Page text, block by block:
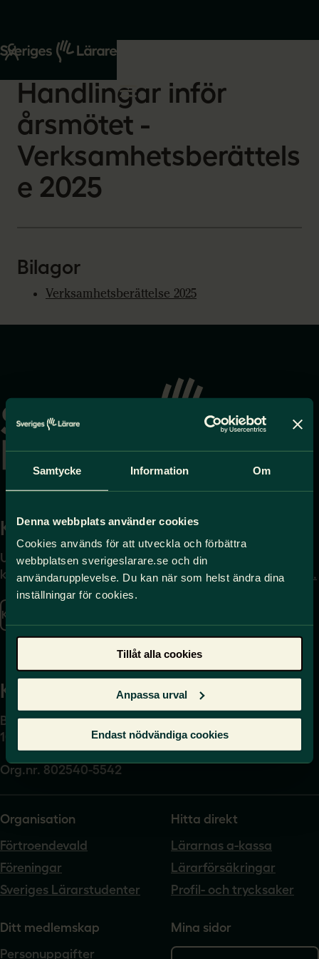
Samtycke Information Om
Denna webbplats använder cookies
Cookies används för att utveckla och förbättra
webbplatsen sverigeslarare.se och din
användarupplevelse. Du kan när som helst ändra dina
inställningar för cookies.
Tillåt alla cookies
Anpassa urval
Endast nödvändiga cookies
Start
Om oss
2026-03-13
Handlingar inför
årsmötet -
Verksamhetsberättels
e 2025
Bilagor
Verksamhetsberättelse 2025
startsidan
Kontakta
Uppgifter om hur du
kontaktar oss finns här.
Kontakta oss
Press
Journalist – du når oss
på press@sverigeslarare.
Kansli
Box 17061
104 62 Stockholm
Org.nr. 802540-5542
Organisation
Förtroendevald
Föreningar
Sveriges Lärarstudenter
Hitta direkt
Lärarnas a-kassa
Lärarförsäkringar
Profil- och trycksaker
Ditt medlemskap
Personuppgifter
Mina sidor